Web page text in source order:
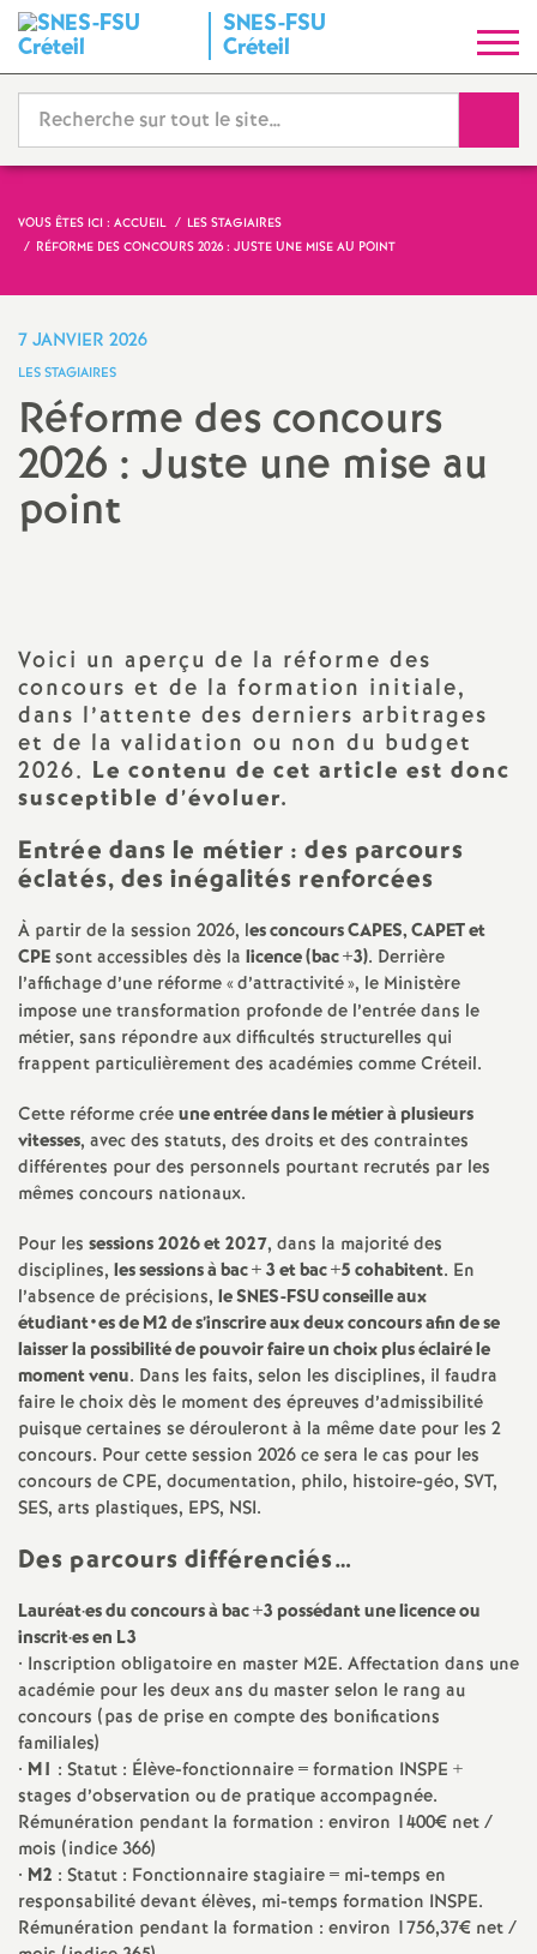
SNES-FSU
Créteil
y
n
d
i
a
t
t
i
o
n
a
l
d
e
s
n
s
e
i
e
m
e
n
t
s
VOUS ÊTES ICI : ACCUEIL
LES STAGIAIRES
RÉFORME DES CONCOURS 2026 : JUSTE UNE MISE AU POINT
7 JANVIER 2026
LES STAGIAIRES
Réforme des concours
2026 : Juste une mise au
point
Voici un aperçu de la réforme des
concours et de la formation initiale,
dans l’attente des derniers arbitrages
et de la validation ou non du budget
2026. Le contenu de cet article est donc
susceptible d’évoluer.
Entrée dans le métier : des parcours
éclatés, des inégalités renforcées
À partir de la session 2026, les concoursCAPES,CAPETet
CPEsont accessibles dès la licence (bac +3). Derrière
l’affichage d’une réforme «d’attractivité», le Ministère
impose une transformation profonde de l’entrée dans le
métier, sans répondre aux difficultés structurelles qui
frappent particulièrement des académies comme Créteil.
Cette réforme créeune entrée dans le métier à plusieurs
vitesses, avec des statuts, des droits et des contraintes
différentes pour des personnels pourtant recrutés par les
mêmes concours nationaux.
Pour les sessions 2026 et 2027, dans la majorité des
disciplines, les sessions à bac + 3 et bac +5 cohabitent. En
l’absence de précisions, leSNES-FSUconseille aux
étudiant•es de M2 de s’inscrire aux deux concours afin de se
laisser la possibilité de pouvoir faire un choix plus éclairé le
moment venu. Dans les faits, selon les disciplines, il faudra
faire le choix dès le moment des épreuves d’admissibilité
puisque certaines se dérouleront à la même date pour les 2
concours. Pour cette session 2026 ce sera le cas pour les
concours deCPE, documentation, philo, histoire-géo, SVT,
SES, arts plastiques, EPS, NSI.
Des parcours différenciés…
Lauréat·es du concours à bac +3 possédant une licence ou
inscrit·es en L3
• Inscription obligatoire en master M2E. Affectation dans une
académie pour les deux ans du master selon le rang au
concours (pas de prise en compte des bonifications
familiales)
• M1 : Statut : Élève-fonctionnaire = formation INSPE +
stages d’observation ou de pratique accompagnée.
Rémunération pendant la formation : environ 1400€ net /
mois (indice 366)
• M2 : Statut : Fonctionnaire stagiaire = mi-temps en
responsabilité devant élèves, mi-temps formation INSPE.
Rémunération pendant la formation : environ 1756,37€ net /